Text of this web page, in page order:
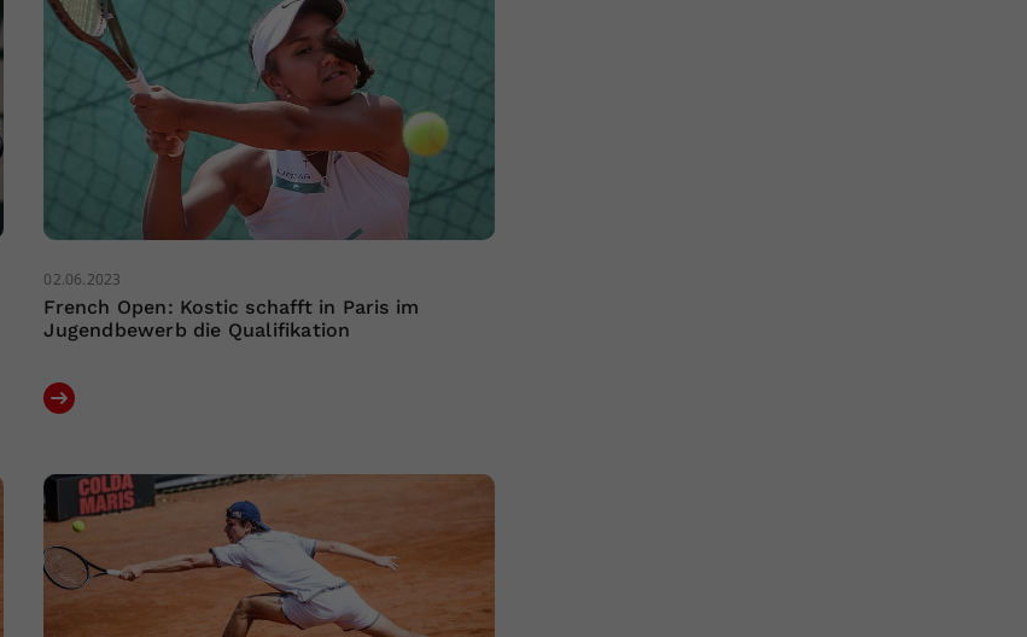
02.06.2023
French Open: Kostic schafft in Paris im
Jugendbewerb die Qualifikation